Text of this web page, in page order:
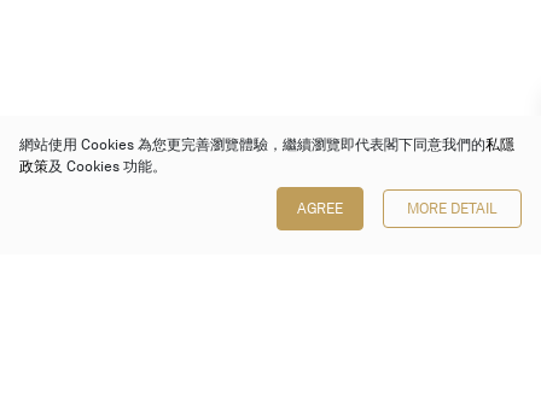
網站使用 Cookies 為您更完善瀏覽體驗，繼續瀏覽即代表閣下同意我們的私隱
政策及 Cookies 功能。
AGREE MORE DETAIL